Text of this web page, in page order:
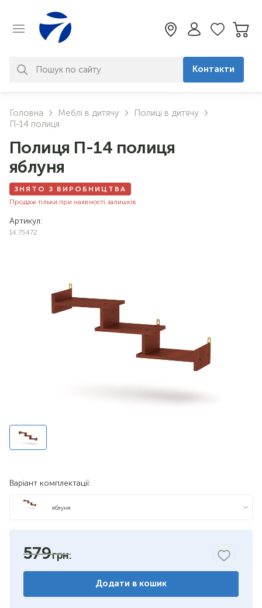
знайдено. Уточніть свій запит
Контакти
Головна Меблі в дитячу
Полиці в дитячу
П-14 полиця
Полиця П-14 полиця
яблуня
ЗНЯТО З ВИРОБНИЦТВА
Продаж тільки при наявності залишків
Артикул:
14.75472
Варіант комплектації:
яблуня
горіх
579
Додати в кошик